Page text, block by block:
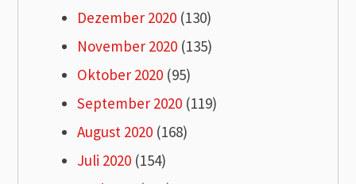
Dezember 2020 (130)
November 2020 (135)
Oktober 2020 (95)
September 2020 (119)
August 2020 (168)
Juli 2020 (154)